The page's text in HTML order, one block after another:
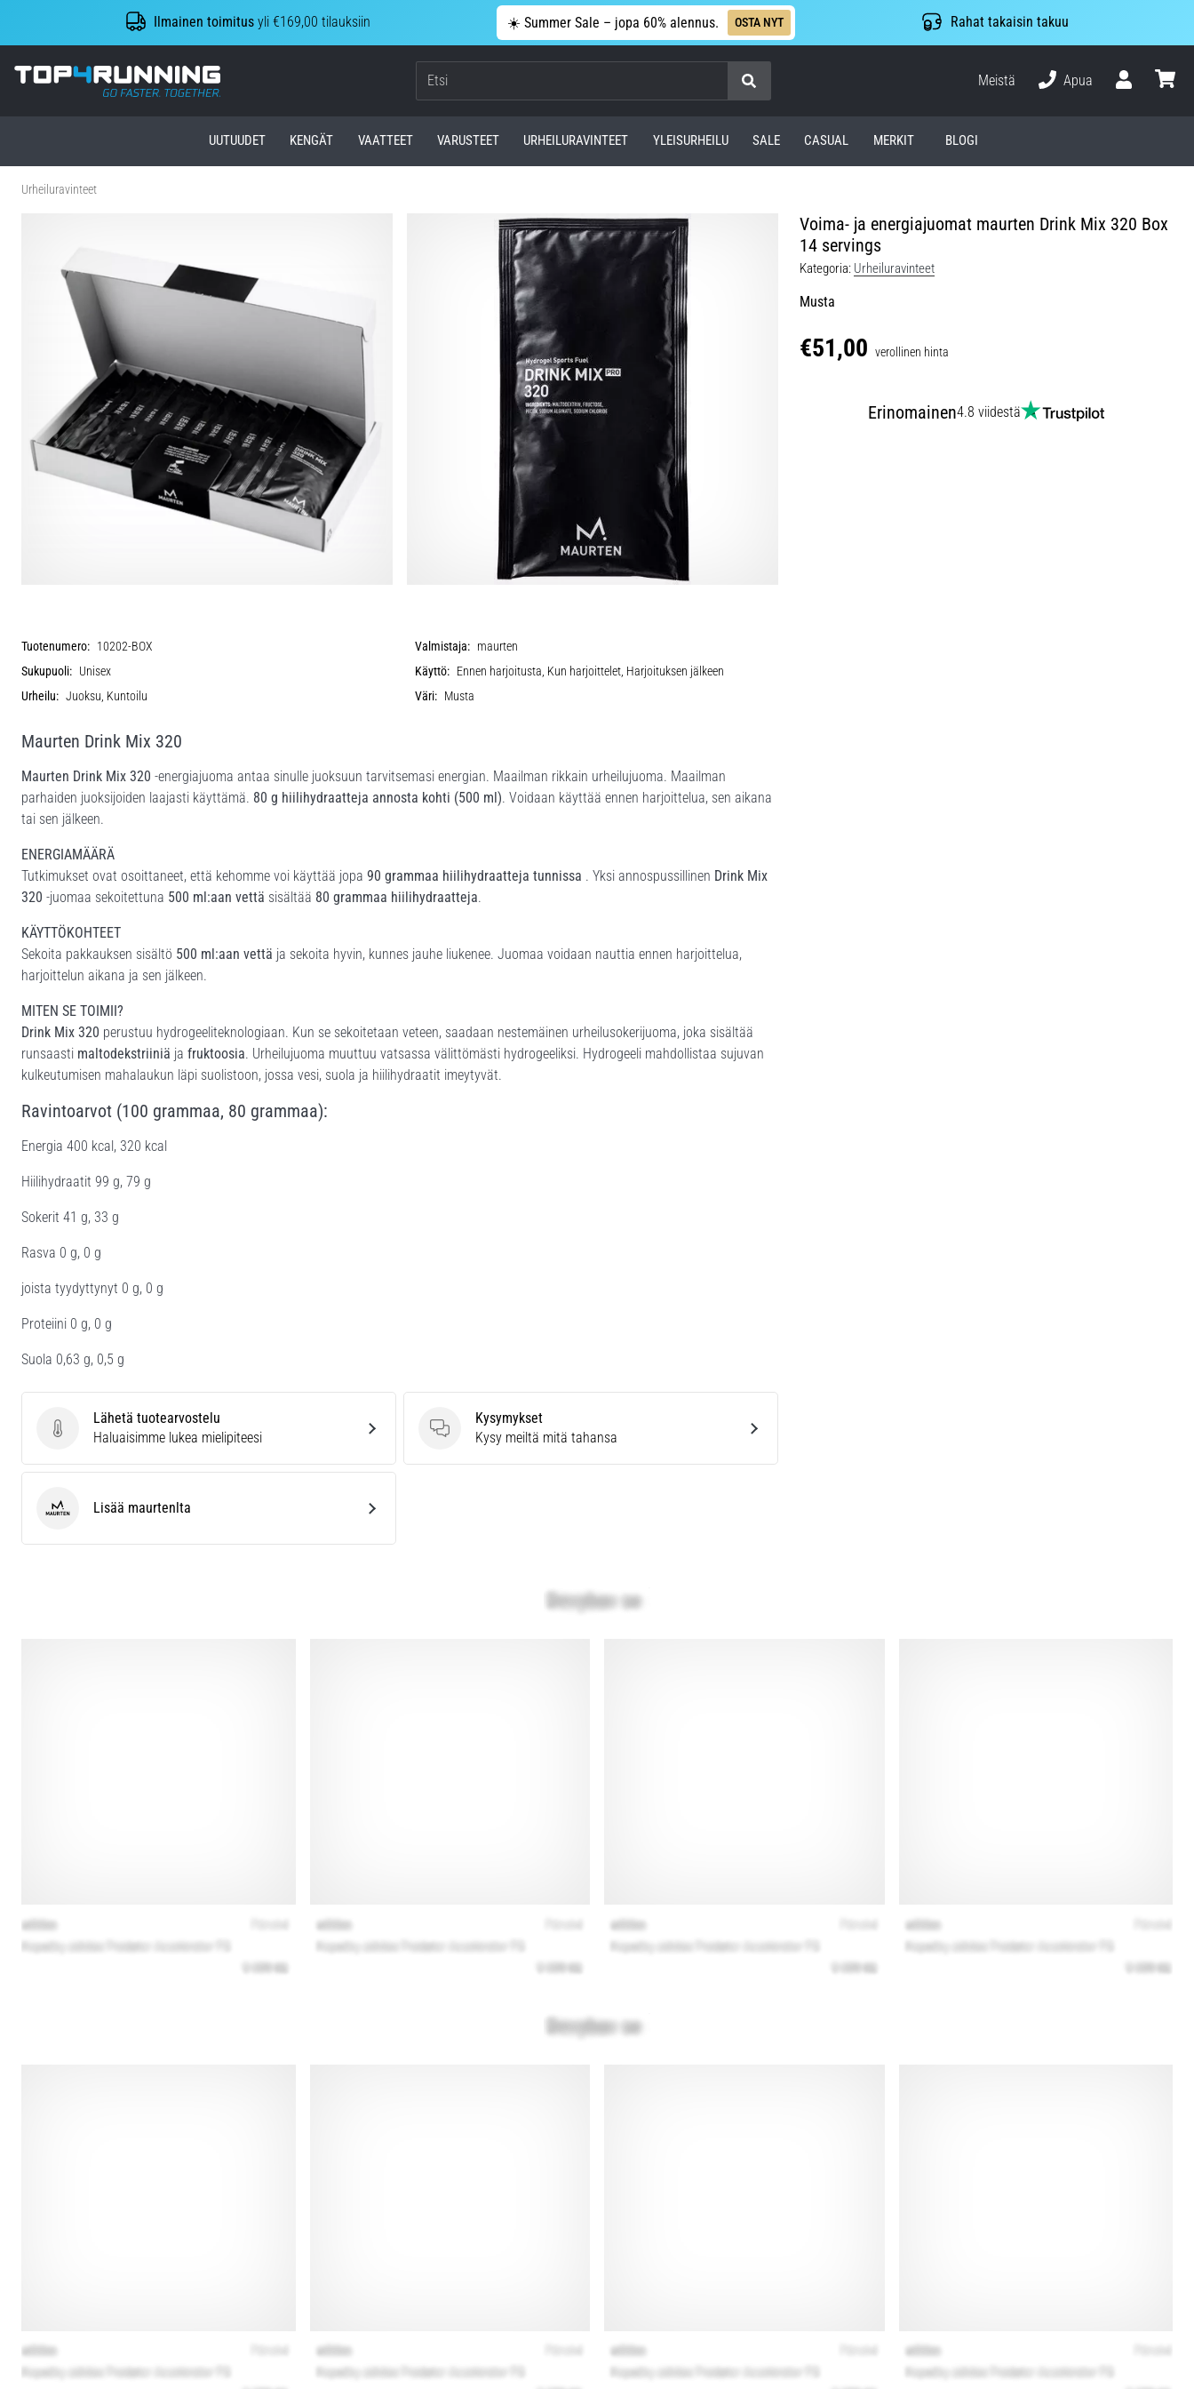
Ilmainen toimitus yli €169,00 tilauksiin ☀️ Summer Sale – jopa 60% alennus. OSTA NYT Rahat takaisin takuu
Top4Running.fi
Meistä
Apua
UUTUUDET KENGÄT VAATTEET VARUSTEET URHEILURAVINTEET YLEISURHEILU SALE CASUAL MERKIT BLOGI
Urheiluravinteet
Voima- ja energiajuomat maurten Drink Mix 320 Box
14 servings
Kategoria: Urheiluravinteet
Musta
€51,00 verollinen hinta
Erinomainen4.8 viidestä
Tuotenumero: 10202-BOX Valmistaja: maurten
Sukupuoli: Unisex Käyttö: Ennen harjoitusta, Kun harjoittelet, Harjoituksen jälkeen
Urheilu: Juoksu, Kuntoilu Väri: Musta
Maurten Drink Mix 320
Maurten Drink Mix 320 -energiajuoma antaa sinulle juoksuun tarvitsemasi energian. Maailman rikkain urheilujuoma. Maailman
parhaiden juoksijoiden laajasti käyttämä. 80 g hiilihydraatteja annosta kohti (500 ml). Voidaan käyttää ennen harjoittelua, sen aikana
tai sen jälkeen.
ENERGIAMÄÄRÄ
Tutkimukset ovat osoittaneet, että kehomme voi käyttää jopa 90 grammaa hiilihydraatteja tunnissa . Yksi annospussillinen Drink Mix
320 -juomaa sekoitettuna 500 ml:aan vettä sisältää 80 grammaa hiilihydraatteja.
KÄYTTÖKOHTEET
Sekoita pakkauksen sisältö 500 ml:aan vettä ja sekoita hyvin, kunnes jauhe liukenee. Juomaa voidaan nauttia ennen harjoittelua,
harjoittelun aikana ja sen jälkeen.
MITEN SE TOIMII?
Drink Mix 320 perustuu hydrogeeliteknologiaan. Kun se sekoitetaan veteen, saadaan nestemäinen urheilusokerijuoma, joka sisältää
runsaasti maltodekstriiniä ja fruktoosia. Urheilujuoma muuttuu vatsassa välittömästi hydrogeeliksi. Hydrogeeli mahdollistaa sujuvan
kulkeutumisen mahalaukun läpi suolistoon, jossa vesi, suola ja hiilihydraatit imeytyvät.
Ravintoarvot (100 grammaa, 80 grammaa):
Energia 400 kcal, 320 kcal
Hiilihydraatit 99 g, 79 g
Sokerit 41 g, 33 g
Rasva 0 g, 0 g
joista tyydyttynyt 0 g, 0 g
Proteiini 0 g, 0 g
Suola 0,63 g, 0,5 g
Lähetä tuotearvostelu
Lähetä tuotearvostelu
Haluaisimme lukea mielipiteesi
Kysymykset
Kysymykset
Kysy meiltä mitä tahansa
maurtenLisää maurtenlta